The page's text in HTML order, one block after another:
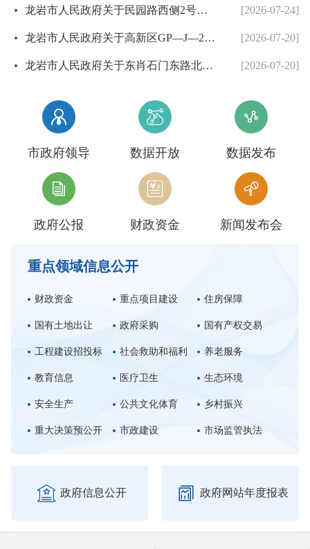
[2026-07-24]
龙岩市人民政府关于民园路西侧2号地块等两个控制性详细规划的批复
[2026-07-20]
龙岩市人民政府关于高新区GP—J—26地块控制性详细规划的批复
[2026-07-20]
龙岩市人民政府关于东肖石门东路北侧等3个地块项目控制性详细规划调整方案的批复

市政府领导

数据开放

数据发布

政府公报

财政资金

新闻发布会
重点领域信息公开
财政资金 重点项目建设 住房保障
国有土地出让 政府采购 国有产权交易
工程建设招投标 社会救助和福利 养老服务
教育信息 医疗卫生 生态环境
安全生产 公共文化体育 乡村振兴
重大决策预公开 市政建设 市场监管执法
 政府信息公开  政府网站年度报表